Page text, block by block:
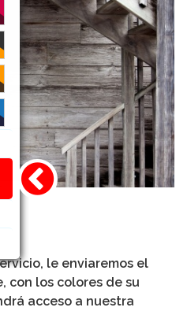
le enviaremos el
con los colores de su
acceso a nuestra